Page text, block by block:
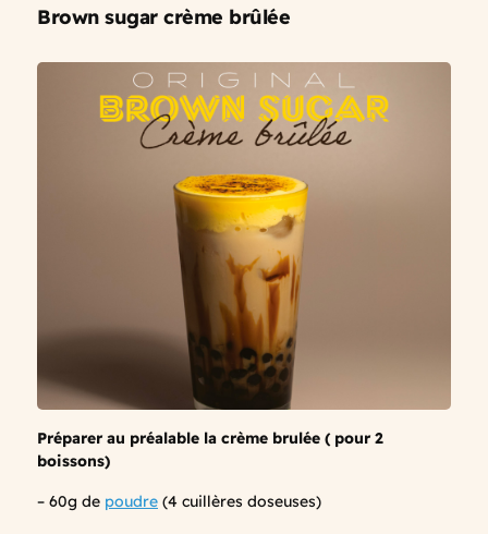
Brown sugar crème brûlée
Préparer au préalable la crème brulée ( pour 2
boissons)
– 60g de poudre (4 cuillères doseuses)